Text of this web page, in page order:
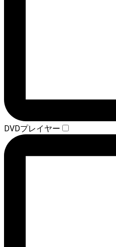
DVDプレイヤー